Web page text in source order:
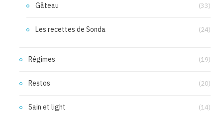
Gâteau (33)
Les recettes de Sonda (24)
Régimes (19)
Restos (20)
Sain et light (14)